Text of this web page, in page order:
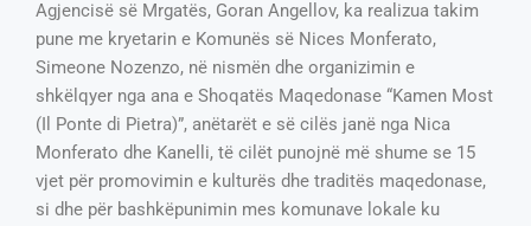
Agjencisë së Mrgatës, Goran Angellov, ka realizua takim
pune me kryetarin e Komunës së Nices Monferato,
Simeone Nozenzo, në nismën dhe organizimin e
shkëlqyer nga ana e Shoqatës Maqedonase “Kamen Most
(Il Ponte di Pietra)”, anëtarët e së cilës janë nga Nica
Monferato dhe Kanelli, të cilët punojnë më shume se 15
vjet për promovimin e kulturës dhe traditës maqedonase,
si dhe për bashkëpunimin mes komunave lokale ku